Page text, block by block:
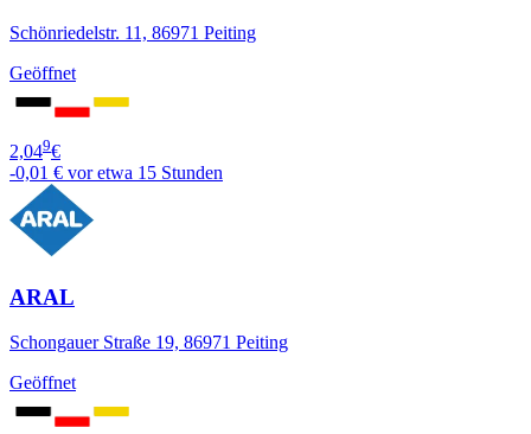
Schönriedelstr. 11, 86971 Peiting
Geöffnet
2,049€
-0,01 € vor etwa 15 Stunden
ARAL
Schongauer Straße 19, 86971 Peiting
Geöffnet